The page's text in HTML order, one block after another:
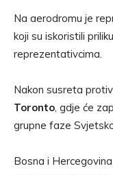
Na aerodromu je
koji su iskoristili
reprezentativcima.
Nakon susreta
Toronto, gdje će
grupne faze
Bosna i